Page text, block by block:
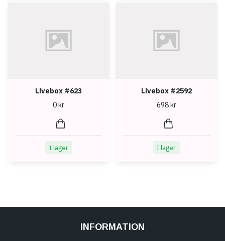
Livebox #623
0 kr
I lager
Livebox #2592
698 kr
I lager
INFORMATION